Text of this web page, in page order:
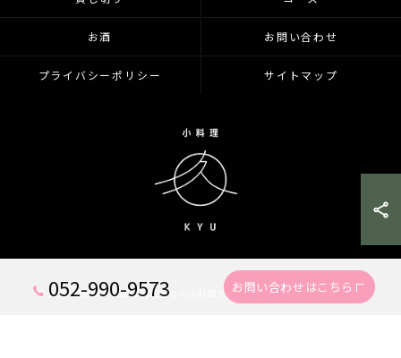
052-990-9573 お問い合わせはこちら
お酒 お問い合わせ
プライバシーポリシー サイトマップ
© 2026 愛知県千種区の居酒屋なら小料理久 KYU ALL RIGHTS RESERVED.